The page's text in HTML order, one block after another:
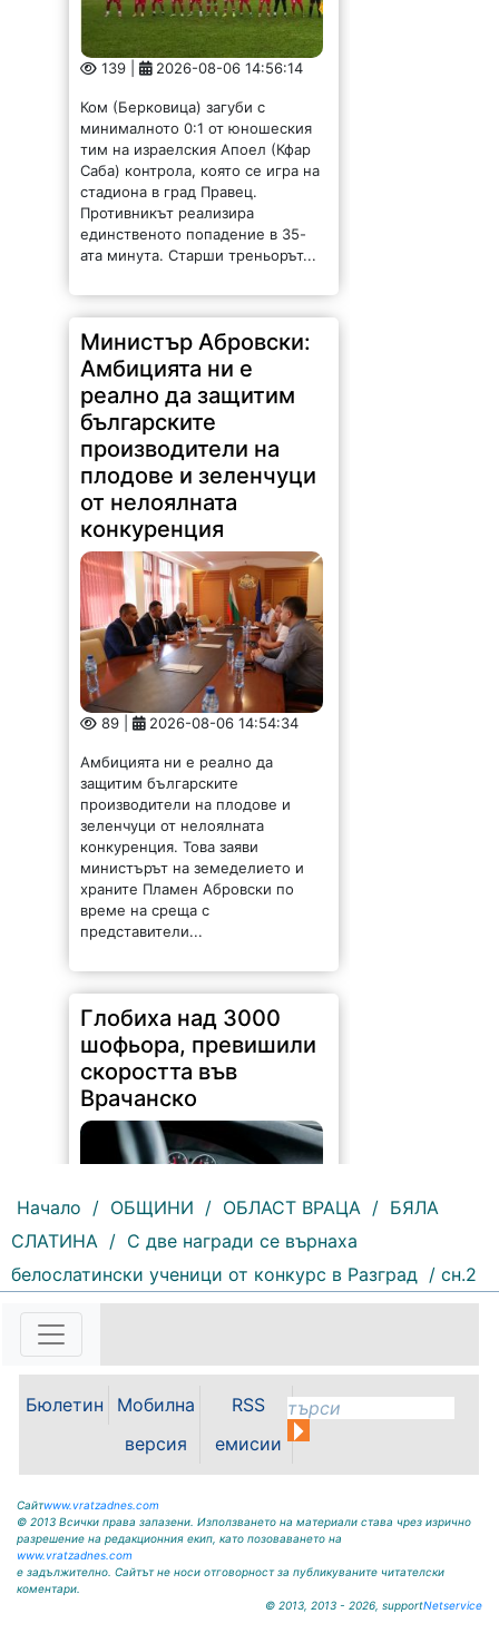
139 | 2026-08-06 14:56:14
Ком (Берковица) загуби с
минималното 0:1 от юношеския
тим на израелския Апоел (Кфар
Саба) контрола, която се игра на
стадиона в град Правец.
Противникът реализира
единственото попадение в 35-
ата минута. Старши треньорът...
Министър Абровски:
Амбицията ни е
реално да защитим
българските
производители на
плодове и зеленчуци
от нелоялната
конкуренция
89 | 2026-08-06 14:54:34
Амбицията ни е реално да
защитим българските
производители на плодове и
зеленчуци от нелоялната
конкуренция. Това заяви
министърът на земеделието и
храните Пламен Абровски по
време на среща с
представители...
Глобиха над 3000
шофьора, превишили
скоростта във
Врачанско
201 | 2026-08-06 11:20:20
на територията на ОДМВР –
сочат данните на дирекцията. От
останалите случаи работата...
Начало / ОБЩИНИ / ОБЛАСТ ВРАЦА / БЯЛА
СЛАТИНА / С две награди се върнаха
белослатински ученици от конкурс в Разград / сн.2
Бюлетин
Мобилна
версия
RSS
емисии
Сайтwww.vratzadnes.com
© 2013 Всички права запазени. Използването на материали става чрез изрично
разрешение на редакционния екип, като позоваването на
www.vratzadnes.com
е задължително. Сайтът не носи отговорност за публикуваните читателски
коментари.
© 2013, 2013 - 2026, supportNetservice